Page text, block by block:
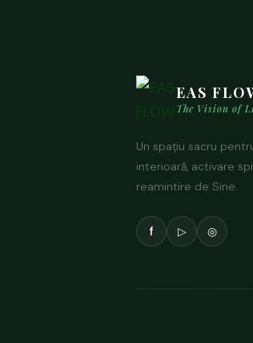
EAS
The Vision of
Un spațiu sacru
interioară, activare
reamintire de Sine.
f ▷ ◎